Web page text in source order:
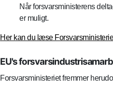
Når forsvarsministerens
er muligt.
Her kan du læse
EU's
Forsvarsministeriet fremmer